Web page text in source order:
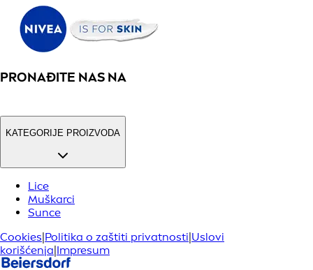
PRONAĐITE NAS NA
KATEGORIJE PROIZVODA
Lice
Muškarci
Sunce
Cookies|Politika o zaštiti privatnosti|Uslovi
korišćenja|Impresum